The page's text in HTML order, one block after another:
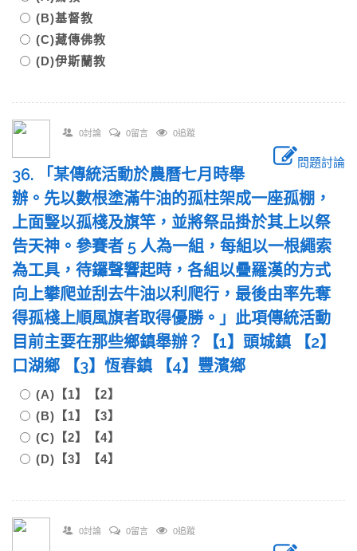
(B)基督教
(C)藏傳佛教
(D)伊斯蘭教
0討論 0留言 0追蹤
問題討論
36. 「某傳統活動於農曆七月時舉
辦。先以數根塗滿牛油的孤柱架成一座孤棚，
上面豎以孤棧及旗竿，並將祭品掛於其上以祭
告天神。參賽者 5 人為一組，每組以一根繩索
為工具，待鑼聲響起時，各組以疊羅漢的方式
向上攀爬並刮去牛油以利爬行，最後由率先奪
得孤棧上順風旗者取得優勝。」此項傳統活動
目前主要在那些鄉鎮舉辦？【1】頭城鎮 【2】
口湖鄉 【3】恆春鎮 【4】豐濱鄉
(A)【1】【2】
(B)【1】【3】
(C)【2】【4】
(D)【3】【4】
0討論 0留言 0追蹤